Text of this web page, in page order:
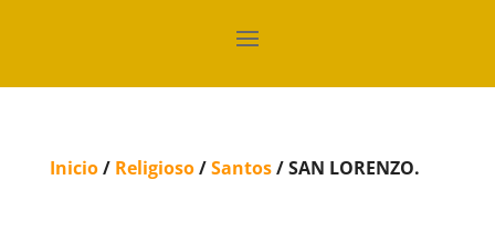
Inicio/ Religioso/Santos/ SAN LORENZO.